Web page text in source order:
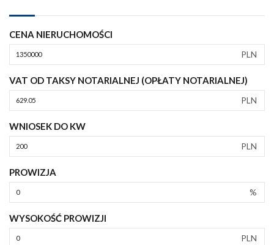
CENA NIERUCHOMOŚCI
PLN
VAT OD TAKSY NOTARIALNEJ (OPŁATY NOTARIALNEJ)
PLN
WNIOSEK DO KW
PLN
PROWIZJA
%
WYSOKOŚĆ PROWIZJI
PLN